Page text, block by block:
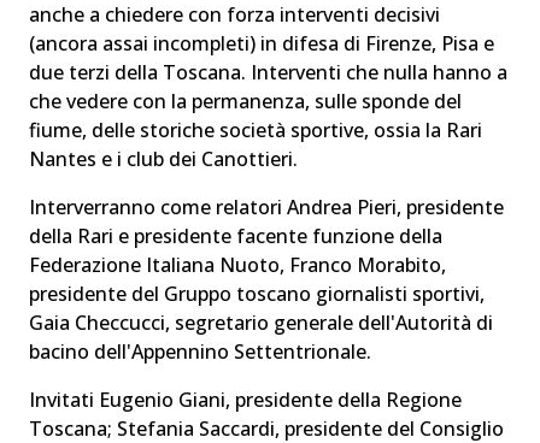
anche a chiedere con forza interventi decisivi
(ancora assai incompleti) in difesa di Firenze, Pisa e
due terzi della Toscana. Interventi che nulla hanno a
che vedere con la permanenza, sulle sponde del
fiume, delle storiche società sportive, ossia la Rari
Nantes e i club dei Canottieri.
Interverranno come relatori Andrea Pieri, presidente
della Rari e presidente facente funzione della
Federazione Italiana Nuoto, Franco Morabito,
presidente del Gruppo toscano giornalisti sportivi,
Gaia Checcucci, segretario generale dell'Autorità di
bacino dell'Appennino Settentrionale.
Invitati Eugenio Giani, presidente della Regione
Toscana; Stefania Saccardi, presidente del Consiglio